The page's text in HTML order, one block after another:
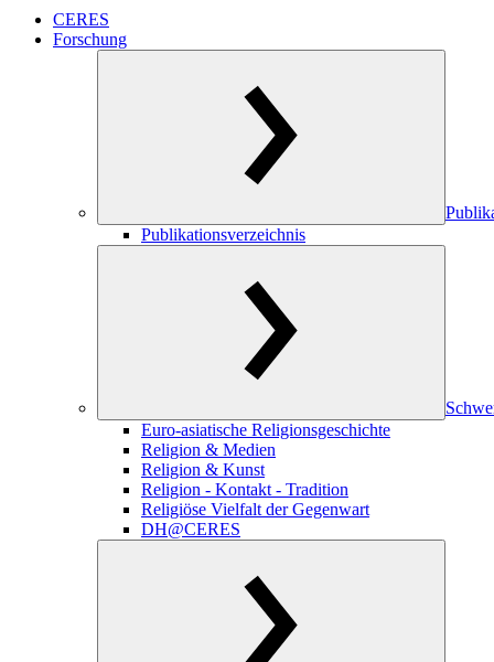
CERES
Forschung
Publikationsverzeichnis
Euro-asiatische Religionsgeschichte
Religion & Medien
Religion & Kunst
Religion - Kontakt - Tradition
Religiöse Vielfalt der Gegenwart
DH@CERES